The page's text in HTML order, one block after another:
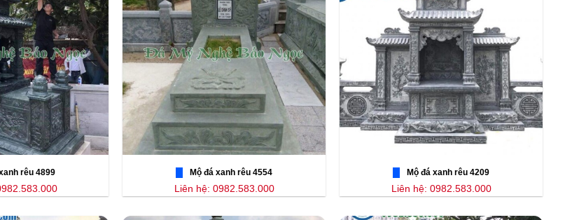
rêu 4899 Mộ đá xanh rêu 4554
Liên hệ: 0982.583.000
Mộ đá xanh rêu 4209
Liên hệ: 0982.583.000